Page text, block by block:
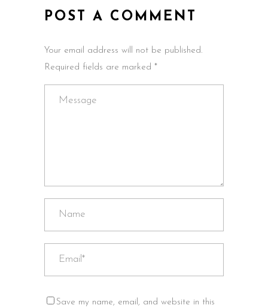
POST A COMMENT
Your email address will not be published.
Required fields are marked *
Save my name, email, and website in this